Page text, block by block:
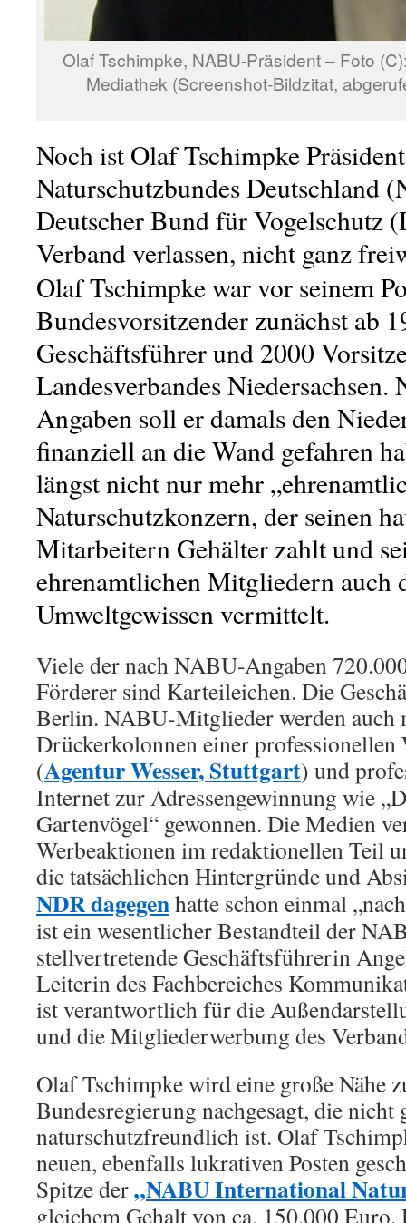
Olaf Tschimpke, NABU-Präsident – Foto
Mediathek (Screenshot-Bildzitat,
Noch ist Olaf Tschimpke
Naturschutzbundes Deutschland
Deutscher Bund für Vogelschutz
Verband verlassen, nicht ganz
Olaf Tschimpke war vor seinem
Bundesvorsitzender zunächst ab
Geschäftsführer und 2000
Landesverbandes Niedersachsen.
Angaben soll er damals den
finanziell an die Wand gefahren
längst nicht nur mehr
Naturschutzkonzern, der seinen
Mitarbeitern Gehälter zahlt und
ehrenamtlichen Mitgliedern auch
Umweltgewissen vermittelt.
Viele der nach NABU-Angaben
Förderer sind Karteileichen. Die
Berlin. NABU-Mitglieder werden auch
Drückerkolonnen einer professionellen
(Agentur Wesser, Stuttgart) und
Internet zur Adressengewinnung wie
Gartenvögel“ gewonnen. Die Medien
Werbeaktionen im redaktionellen Teil
die tatsächlichen Hintergründe und
NDR dagegenhatte schon einmal
ist ein wesentlicher Bestandteil der
stellvertretende Geschäftsführerin
Leiterin des Fachbereiches
ist verantwortlich für die
und die Mitgliederwerbung des
Olaf Tschimpke wird eine große Nähe
Bundesregierung nachgesagt, die nicht
naturschutzfreundlich ist. Olaf
neuen, ebenfalls lukrativen Posten
Spitze der„NABU International
gleichem Gehalt von ca. 150.000